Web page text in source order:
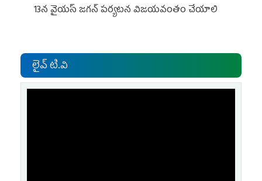
13న వైయస్‌ జగన్‌ పర్యటన విజయవంతం చేయాలి
లైవ్ టి.వి